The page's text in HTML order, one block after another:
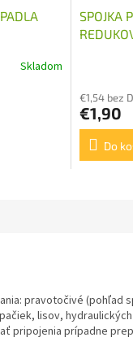
Skladom
SPOJKA
€1,54 bez
€1,90
Do
pravotočivé (pohľad
lisov,
pripojenia prípadne